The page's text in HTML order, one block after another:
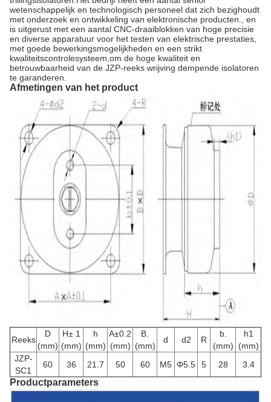
wetenschappelijk en technologisch personeel dat zich bezighoudt
met onderzoek en ontwikkeling van elektronische producten., en
is uitgerust met een aantal CNC-draaiblokken van hoge precisie
en diverse apparatuur voor het testen van elektrische prestaties,
met goede bewerkingsmogelijkheden en een strikt
kwaliteitscontrolesysteem,om de hoge kwaliteit en
betrouwbaarheid van de JZP-reeks wrijving dempende isolatoren
te garanderen.
Afmetingen van het product
Reeks
D
(mm)
H± 1
(mm)
h
(mm)
A±0.2
(mm)
B.
(mm)
d d2 R
b.
(mm)
h1
(mm)
JZP-
SC1
60 36 21.7 50 60 M5 Φ5.5 5 28 3.4
Productparameters